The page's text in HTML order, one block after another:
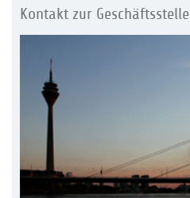
Kontakt zur Geschäftsstelle